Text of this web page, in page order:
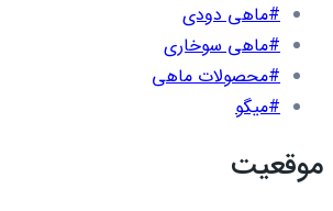
#ماهی دودی
#ماهی سوخاری
#محصولات ماهی
#میگو
موقعیت